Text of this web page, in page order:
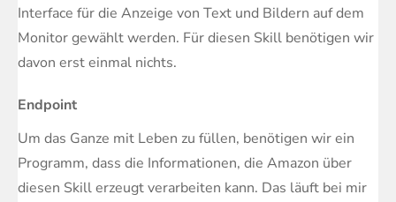
Interface für die Anzeige von Text und Bildern auf dem
Monitor gewählt werden. Für diesen Skill benötigen wir
davon erst einmal nichts.
Endpoint
Um das Ganze mit Leben zu füllen, benötigen wir ein
Programm, dass die Informationen, die Amazon über
diesen Skill erzeugt verarbeiten kann. Das läuft bei mir